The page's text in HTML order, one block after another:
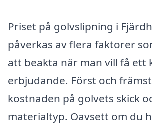
Priset på golvslipning i
påverkas av flera faktorer
att beakta när man vill få ett
erbjudande. Först och
kostnaden på golvets skick
materialtyp. Oavsett om du